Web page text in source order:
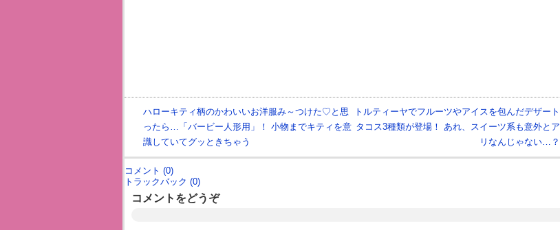
ハローキティ柄のかわいいお洋服み～つけた♡と思
ったら…「バービー人形用」！ 小物までキティを意
識していてグッときちゃう
トルティーヤでフルーツやアイスを包んだデザート
タコス3種類が登場！ あれ、スイーツ系も意外とア
リなんじゃない…？
コメント (0)
トラックバック (0)
コメントをどうぞ